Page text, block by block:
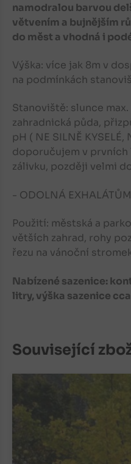
namodralou barvou
větvením a bujnějším
do měst a vhodná i
Výška: více jak 8m v
na podmínkách
Stanoviště: slunce
zahradnická půda,
pH ( NE SILNĚ KYSELÉ,
doporučujem v
zálivku, později velmi
- ODOLNÁ EXHALÁTŮM
Použití: městská a
větších zahrad, rohy
řezu na vánoční
Nabízené sazenice:
litry, výška sazenice
Související